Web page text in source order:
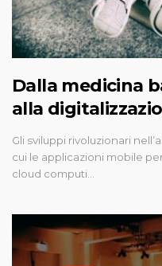
Dalla medicina
alla
Gli sviluppi rivoluzionari
cui le applicazioni mobile
cloud computi…